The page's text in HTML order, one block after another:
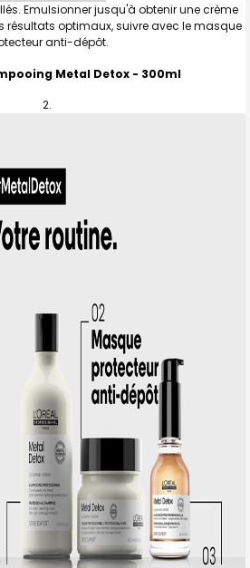
Emulsionner jusqu'à obtenir une crème
résultats optimaux, suivre avec le masque
anti-dépôt.
Metal Detox- 300ml